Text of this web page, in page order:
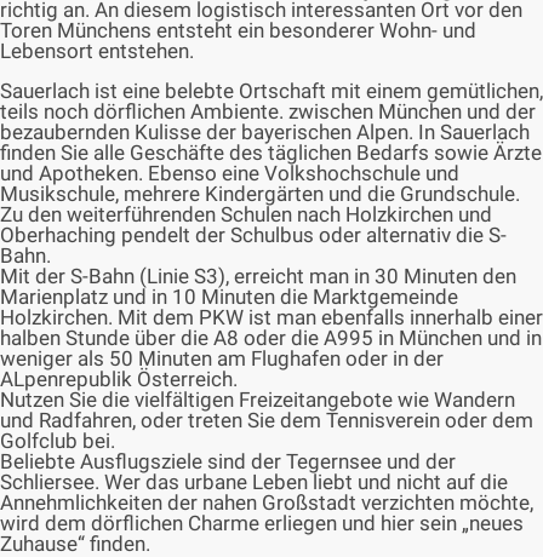
richtig an. An diesem logistisch interessanten Ort vor den
Toren Münchens entsteht ein besonderer Wohn- und
Lebensort entstehen.
Sauerlach ist eine belebte Ortschaft mit einem gemütlichen,
teils noch dörflichen Ambiente. zwischen München und der
bezaubernden Kulisse der bayerischen Alpen. In Sauerlach
finden Sie alle Geschäfte des täglichen Bedarfs sowie Ärzte
und Apotheken. Ebenso eine Volkshochschule und
Musikschule, mehrere Kindergärten und die Grundschule.
Zu den weiterführenden Schulen nach Holzkirchen und
Oberhaching pendelt der Schulbus oder alternativ die S-
Bahn.
Mit der S-Bahn (Linie S3), erreicht man in 30 Minuten den
Marienplatz und in 10 Minuten die Marktgemeinde
Holzkirchen. Mit dem PKW ist man ebenfalls innerhalb einer
halben Stunde über die A8 oder die A995 in München und in
weniger als 50 Minuten am Flughafen oder in der
ALpenrepublik Österreich.
Nutzen Sie die vielfältigen Freizeitangebote wie Wandern
und Radfahren, oder treten Sie dem Tennisverein oder dem
Golfclub bei.
Beliebte Ausflugsziele sind der Tegernsee und der
Schliersee. Wer das urbane Leben liebt und nicht auf die
Annehmlichkeiten der nahen Großstadt verzichten möchte,
wird dem dörflichen Charme erliegen und hier sein „neues
Zuhause“ finden.